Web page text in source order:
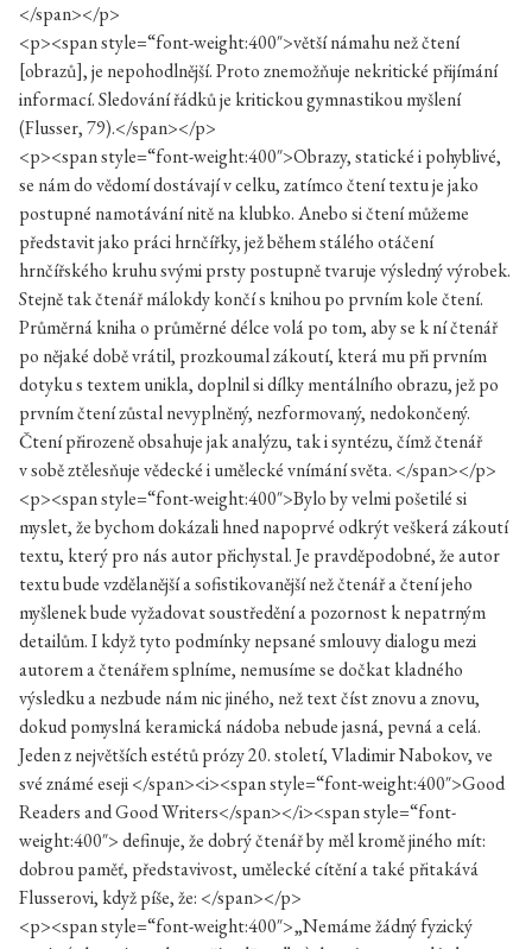
</span></p>
<p><span style=“font-weight:400″>větší námahu než čtení
[obrazů], je nepohodlnější. Proto znemožňuje nekritické přijímání
informací. Sledování řádků je kritickou gymnastikou myšlení
(Flusser, 79).</span></p>
<p><span style=“font-weight:400″>Obrazy, statické i pohyblivé,
se nám do vědomí dostávají v celku, zatímco čtení textu je jako
postupné namotávání nitě na klubko. Anebo si čtení můžeme
představit jako práci hrnčířky, jež během stálého otáčení
hrnčířského kruhu svými prsty postupně tvaruje výsledný výrobek.
Stejně tak čtenář málokdy končí s knihou po prvním kole čtení.
Průměrná kniha o průměrné délce volá po tom, aby se k ní čtenář
po nějaké době vrátil, prozkoumal zákoutí, která mu při prvním
dotyku s textem unikla, doplnil si dílky mentálního obrazu, jež po
prvním čtení zůstal nevyplněný, nezformovaný, nedokončený.
Čtení přirozeně obsahuje jak analýzu, tak i syntézu, čímž čtenář
v sobě ztělesňuje vědecké i umělecké vnímání světa. </span></p>
<p><span style=“font-weight:400″>Bylo by velmi pošetilé si
myslet, že bychom dokázali hned napoprvé odkrýt veškerá zákoutí
textu, který pro nás autor přichystal. Je pravděpodobné, že autor
textu bude vzdělanější a sofistikovanější než čtenář a čtení jeho
myšlenek bude vyžadovat soustředění a pozornost k nepatrným
detailům. I když tyto podmínky nepsané smlouvy dialogu mezi
autorem a čtenářem splníme, nemusíme se dočkat kladného
výsledku a nezbude nám nic jiného, než text číst znovu a znovu,
dokud pomyslná keramická nádoba nebude jasná, pevná a celá.
Jeden z největších estétů prózy 20. století, Vladimir Nabokov, ve
své známé eseji </span><i><span style=“font-weight:400″>Good
Readers and Good Writers</span></i><span style=“font-
weight:400″> definuje, že dobrý čtenář by měl kromě jiného mít:
dobrou paměť, představivost, umělecké cítění a také přitakává
Flusserovi, když píše, že: </span></p>
<p><span style=“font-weight:400″>„Nemáme žádný fyzický